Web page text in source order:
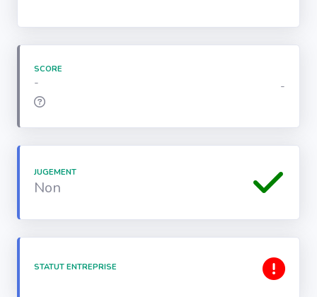
SCORE
- -
JUGEMENT
Non
STATUT ENTREPRISE